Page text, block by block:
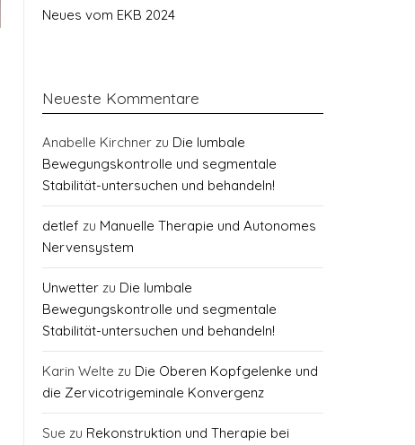
Neues vom EKB 2024
Neueste Kommentare
Anabelle Kirchner zu Die lumbale
Bewegungskontrolle und segmentale
Stabilität-untersuchen und behandeln!
detlef zu Manuelle Therapie und Autonomes
Nervensystem
Unwetter zu Die lumbale
Bewegungskontrolle und segmentale
Stabilität-untersuchen und behandeln!
Karin Welte zu Die Oberen Kopfgelenke und
die Zervicotrigeminale Konvergenz
Sue zu Rekonstruktion und Therapie bei